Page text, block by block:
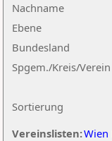
Nachname
Ebene
Sortierung
Bundesland
Spgem./Kreis/Verein
Vereinslisten:Wien